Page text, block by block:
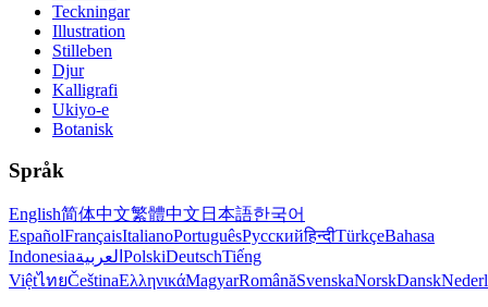
Teckningar
Illustration
Stilleben
Djur
Kalligrafi
Ukiyo-e
Botanisk
Språk
English简体中文繁體中文 日本語한국어
EspañolFrançaisItalianoPortuguêsРусскийहिन्दीTürkçeBahasa
Indonesiaالعربية PolskiDeutschTiếng
ViệtไทยČeštinaΕλληνικάMagyarRomânăSvenskaNorskDansk